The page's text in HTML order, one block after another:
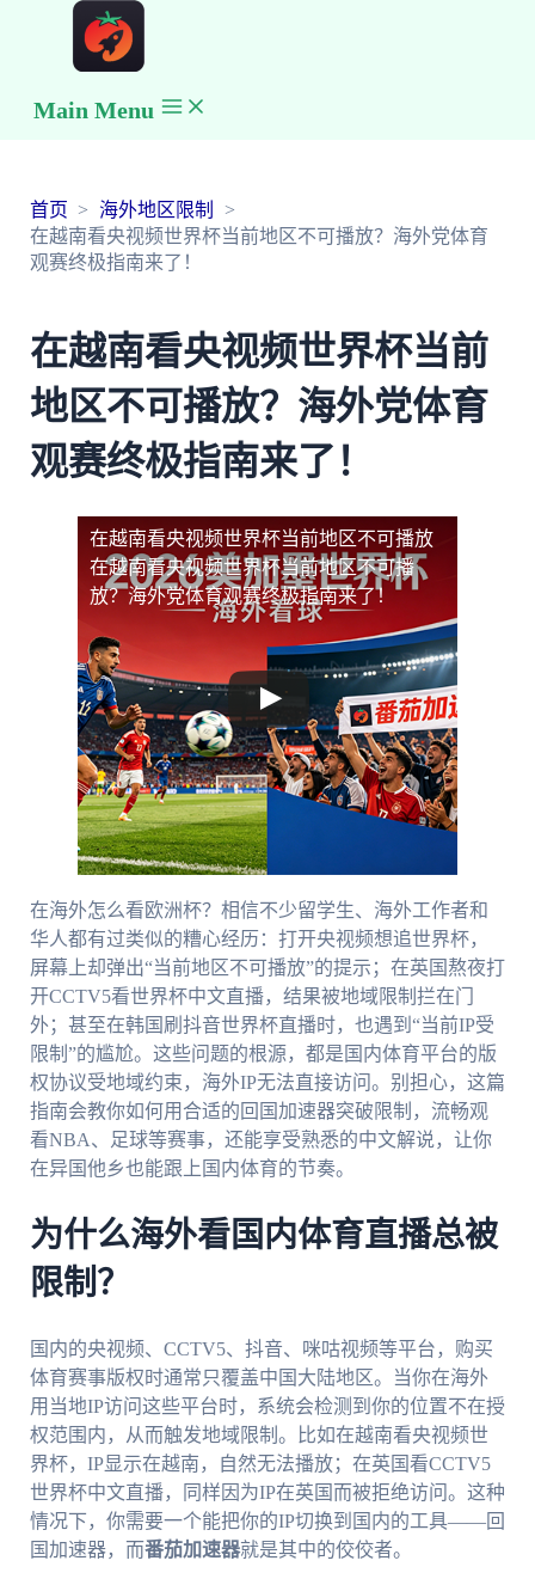
Main Menu
首页
海外地区限制
在越南看央视频世界杯当前地区不可播放？海外党体育
观赛终极指南来了！
在越南看央视频世界杯当前
地区不可播放？海外党体育
观赛终极指南来了！
在越南看央视频世界杯当前地区不可播放
在越南看央视频世界杯当前地区不可播
放？海外党体育观赛终极指南来了！
在海外怎么看欧洲杯？相信不少留学生、海外工作者和
华人都有过类似的糟心经历：打开央视频想追世界杯，
屏幕上却弹出“当前地区不可播放”的提示；在英国熬夜打
开CCTV5看世界杯中文直播，结果被地域限制拦在门
外；甚至在韩国刷抖音世界杯直播时，也遇到“当前IP受
限制”的尴尬。这些问题的根源，都是国内体育平台的版
权协议受地域约束，海外IP无法直接访问。别担心，这篇
指南会教你如何用合适的回国加速器突破限制，流畅观
看NBA、足球等赛事，还能享受熟悉的中文解说，让你
在异国他乡也能跟上国内体育的节奏。
为什么海外看国内体育直播总被
限制？
国内的央视频、CCTV5、抖音、咪咕视频等平台，购买
体育赛事版权时通常只覆盖中国大陆地区。当你在海外
用当地IP访问这些平台时，系统会检测到你的位置不在授
权范围内，从而触发地域限制。比如在越南看央视频世
界杯，IP显示在越南，自然无法播放；在英国看CCTV5
世界杯中文直播，同样因为IP在英国而被拒绝访问。这种
情况下，你需要一个能把你的IP切换到国内的工具——回
国加速器，而番茄加速器就是其中的佼佼者。